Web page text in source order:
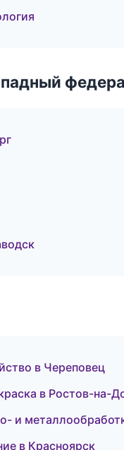
в Череповец
в Ростов-на-
и
в Красноярск